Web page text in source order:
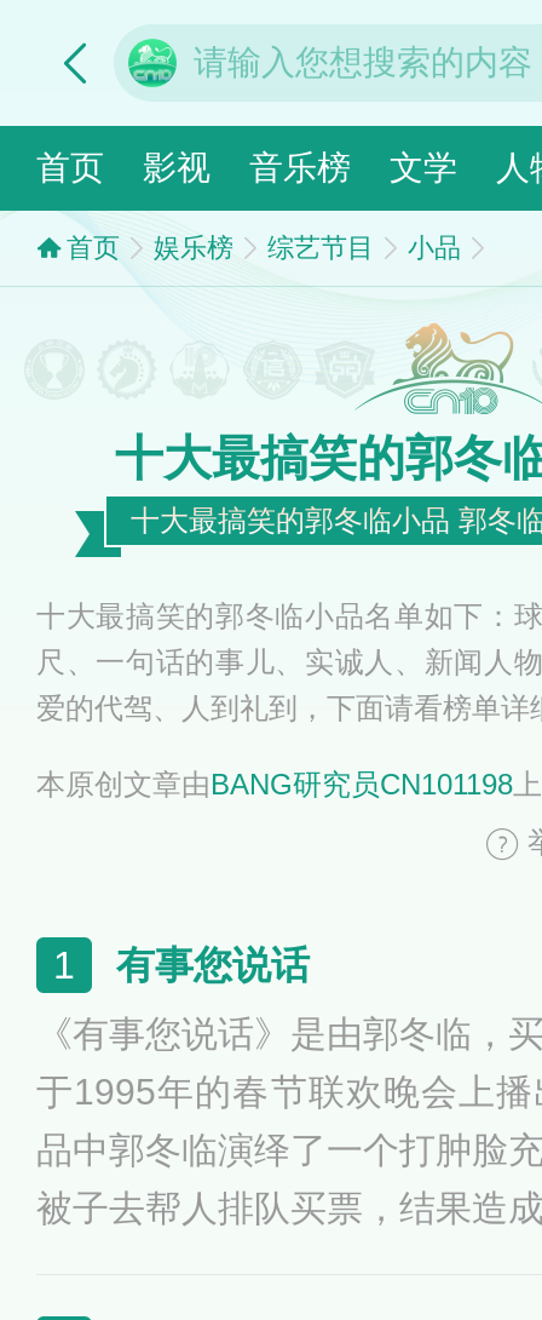
首页 影视 音乐榜 文学 人
首页 娱乐榜 综艺节目 小品
十大最搞笑的郭冬
十大最搞笑的郭冬临小品 郭冬
十大最搞笑的郭冬临小品名单如下：
尺、一句话的事儿、实诚人、新闻人
爱的代驾、人到礼到，下面请看榜单详
本原创文章由BANG研究员CN101198
1 有事您说话
《有事您说话》是由郭冬临，
于1995年的春节联欢晚会上
品中郭冬临演绎了一个打肿脸
被子去帮人排队买票，结果造